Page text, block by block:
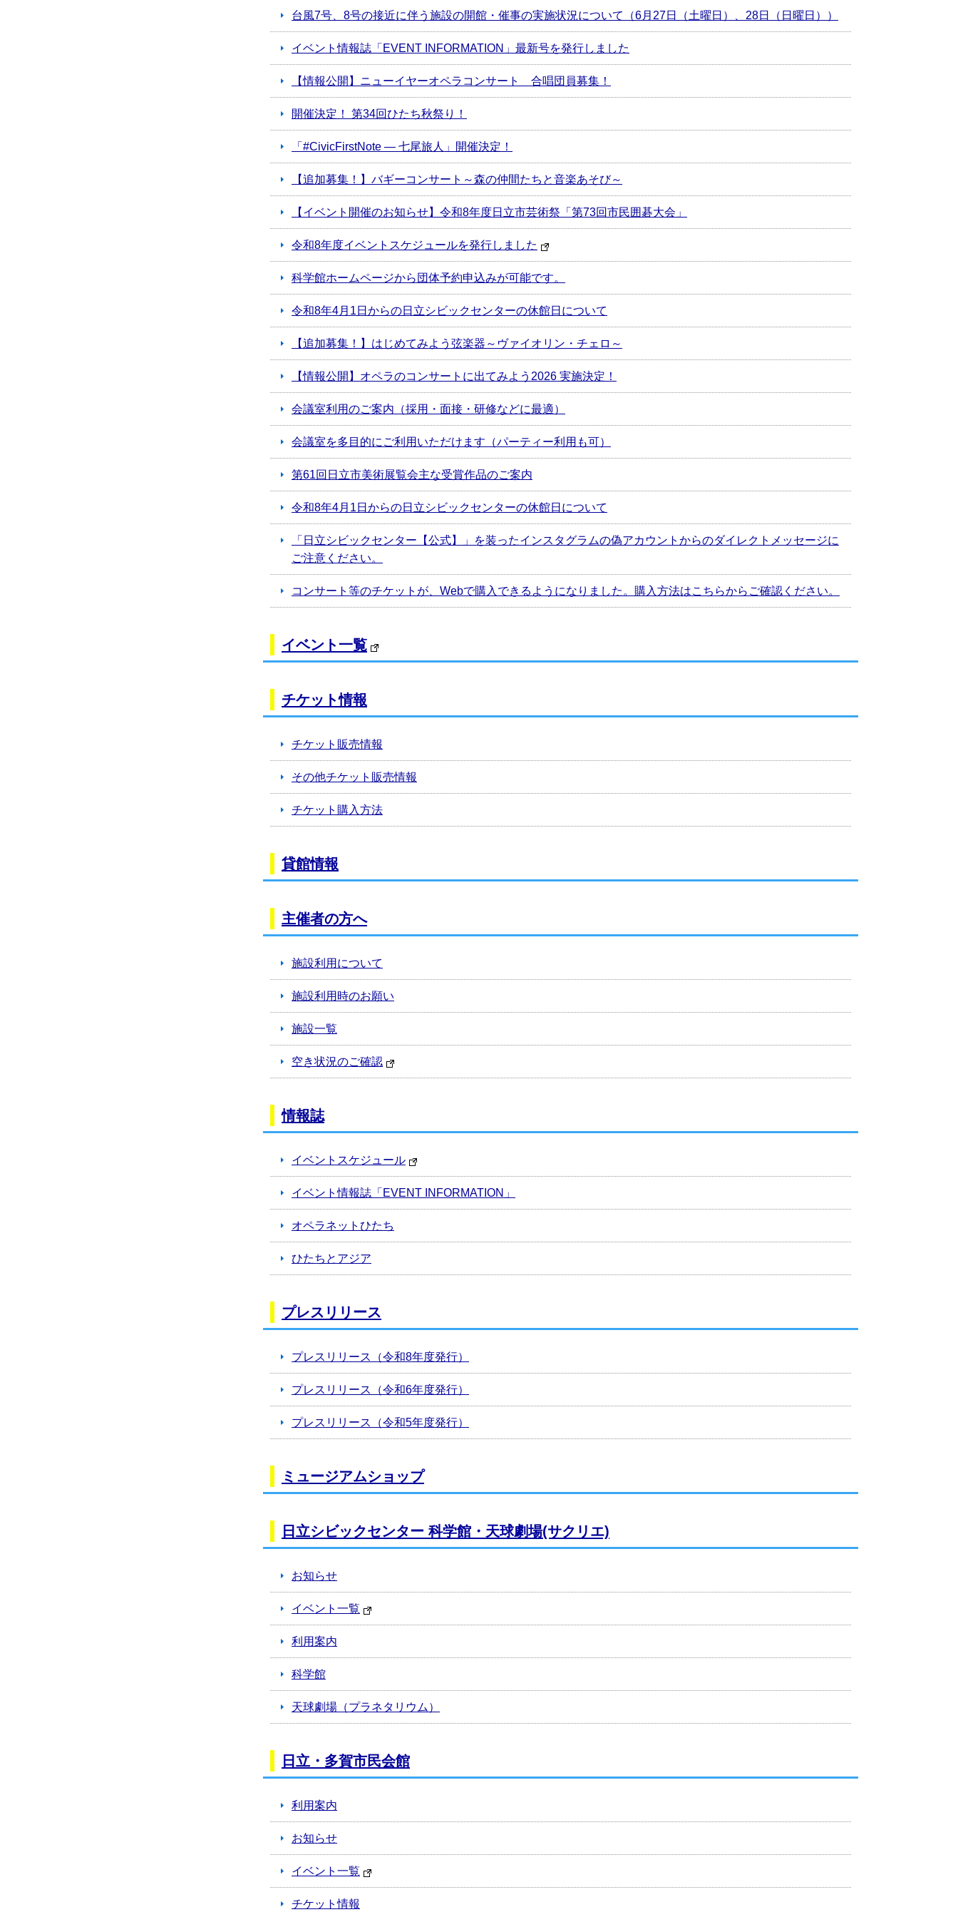
台風7号、8号の接近に伴う施設の開館・催事の実施状況について（6月27日（土曜日）、28日（日曜日））
イベント情報誌「EVENT INFORMATION」最新号を発行しました
【情報公開】ニューイヤーオペラコンサート 合唱団員募集！
開催決定！ 第34回ひたち秋祭り！
「#CivicFirstNote ― 七尾旅人」開催決定！
【追加募集！】バギーコンサート～森の仲間たちと音楽あそび～
【イベント開催のお知らせ】令和8年度日立市芸術祭「第73回市民囲碁大会」
令和8年度イベントスケジュールを発行しました
科学館ホームページから団体予約申込みが可能です。
令和8年4月1日からの日立シビックセンターの休館日について
【追加募集！】はじめてみよう弦楽器～ヴァイオリン・チェロ～
【情報公開】オペラのコンサートに出てみよう2026 実施決定！
会議室利用のご案内（採用・面接・研修などに最適）
会議室を多目的にご利用いただけます（パーティー利用も可）
第61回日立市美術展覧会主な受賞作品のご案内
令和8年4月1日からの日立シビックセンターの休館日について
「日立シビックセンター【公式】」を装ったインスタグラムの偽アカウントからのダイレクトメッセージに
ご注意ください。
コンサート等のチケットが、Webで購入できるようになりました。購入方法はこちらからご確認ください。
イベント一覧
チケット情報
チケット販売情報
その他チケット販売情報
チケット購入方法
貸館情報
主催者の方へ
施設利用について
施設利用時のお願い
施設一覧
空き状況のご確認
情報誌
イベントスケジュール
イベント情報誌「EVENT INFORMATION」
オペラネットひたち
ひたちとアジア
プレスリリース
プレスリリース（令和8年度発行）
プレスリリース（令和6年度発行）
プレスリリース（令和5年度発行）
ミュージアムショップ
日立シビックセンター 科学館・天球劇場(サクリエ)
お知らせ
イベント一覧
利用案内
科学館
天球劇場（プラネタリウム）
日立・多賀市民会館
利用案内
お知らせ
イベント一覧
チケット情報